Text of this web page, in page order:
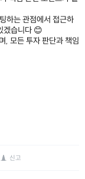
하는 관점에서 접근하
겠습니다 😊
, 모든 투자 판단과 책임
신고